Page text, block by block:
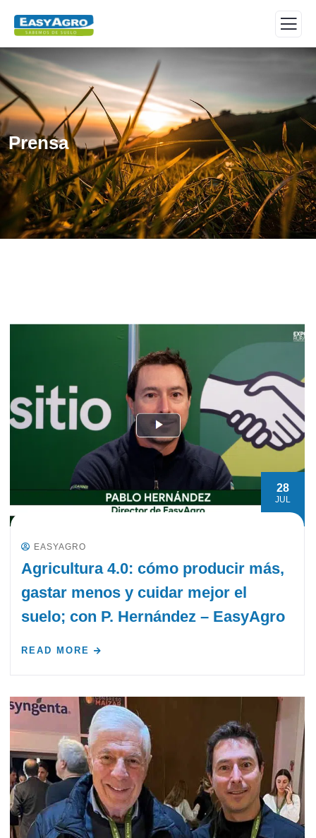
Prensa
28
JUL
EASYAGRO
Agricultura 4.0: cómo producir más,
gastar menos y cuidar mejor el
suelo; con P. Hernández – EasyAgro
READ MORE